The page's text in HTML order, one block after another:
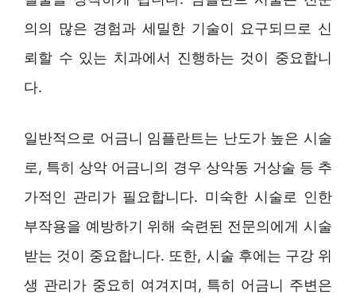
의의 많은 경험과 세밀한 기술이 요구되므로 신
뢰할 수 있는 치과에서 진행하는 것이 중요합니
다.
일반적으로 어금니 임플란트는 난도가 높은 시술
로, 특히 상악 어금니의 경우 상악동 거상술 등 추
가적인 관리가 필요합니다. 미숙한 시술로 인한
부작용을 예방하기 위해 숙련된 전문의에게 시술
받는 것이 중요합니다. 또한, 시술 후에는 구강 위
생 관리가 중요히 여겨지며, 특히 어금니 주변은